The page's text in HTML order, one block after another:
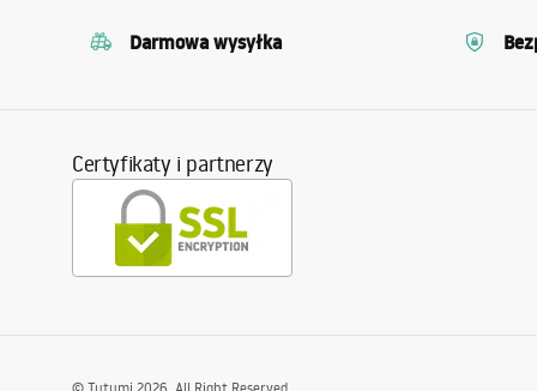
Darmowa wysyłka
Certyfikaty i partnerzy